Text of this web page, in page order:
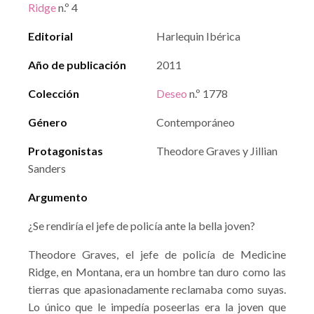
Ridgen.º 4
Editorial Harlequin Ibérica
Año de publicación 2011
Colección Deseo n.º 1778
Género Contemporáneo
Protagonistas
Theodore Graves y Jillian
Sanders
Argumento
¿Se rendiría el jefe de policía ante la bella joven?
Theodore Graves, el jefe de policía de Medicine
Ridge, en Montana, era un hombre tan duro como las
tierras que apasionadamente reclamaba como suyas.
Lo único que le impedía poseerlas era la joven que